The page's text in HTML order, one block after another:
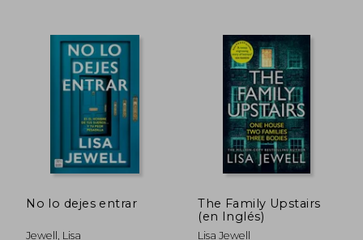
55%
dcto. S/ 71,61
55%
dcto.
No lo dejes entrar
Jewell, Lisa
The Family Upstairs
(en Inglés)
Lisa Jewell